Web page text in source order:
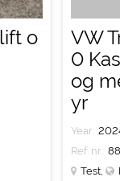
o
VW
0
og
yr
Year:
Ref. nr.:
Test,